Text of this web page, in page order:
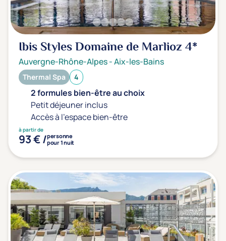
Ibis Styles Domaine de Marlioz4*
Auvergne-Rhône-Alpes-Aix-les-Bains
Thermal Spa 4
2 formules bien-être au choix
Petit déjeuner inclus
Accès à l'espace bien-être
à partir de
93 € /personne
pour 1 nuit